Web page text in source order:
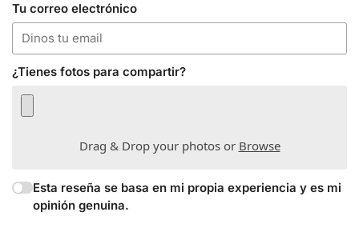
Tu correo electrónico
¿Tienes fotos para compartir?
Drag & Drop your photos or Browse
Esta reseña se basa en mi propia experiencia y es mi
opinión genuina.